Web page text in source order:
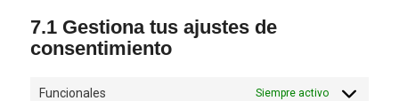
7.1 Gestiona tus ajustes de
consentimiento
Funcionales Siempre activo